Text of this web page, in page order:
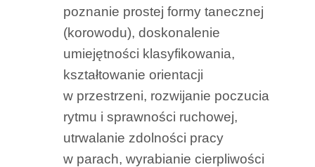
poznanie prostej formy tanecznej
(korowodu), doskonalenie
umiejętności klasyfikowania,
kształtowanie orientacji
w przestrzeni, rozwijanie poczucia
rytmu i sprawności ruchowej,
utrwalanie zdolności pracy
w parach, wyrabianie cierpliwości